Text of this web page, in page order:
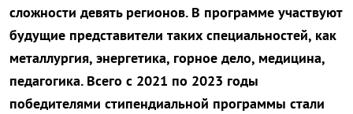
сложности девять регионов. В программе участвуют
будущие представители таких специальностей, как
металлургия, энергетика, горное дело, медицина,
педагогика. Всего с 2021 по 2023 годы
победителями стипендиальной программы стали